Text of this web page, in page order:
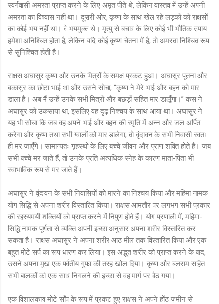
स्वर्गवासी अमरता प्राप्त करने के लिए अमृत पीते थे, लेकिन वास्तव में उन्हें अपनी
अमरता का विश्वास नहीं था। दूसरी ओर, कृष्ण के साथ खेल रहे लड़कों को राक्षसों
का कोई भय नहीं था। वे भयमुक्त थे। मृत्यु से बचाव के लिए कोई भी भौतिक उपाय
हमेशा अनिश्चित होता है, लेकिन यदि कोई कृष्ण चेतना में है, तो अमरता निश्चित रूप
से सुनिश्चित होती है।
राक्षस अघासुर कृष्ण और उनके मित्रों के समक्ष प्रकट हुआ। अघासुर पूतना और
बकासुर का छोटा भाई था और उसने सोचा, “कृष्ण ने मेरे भाई और बहन को मार
डाला है। अब मैं उन्हें उनके सभी मित्रों और बछड़ों सहित मार डालूँगा।” कंस ने
अघासुर को उकसाया था, इसलिए वह दृढ़ निश्चय के साथ आया था। अघासुर ने
यह भी सोचा कि जब वह अपने भाई और बहन की स्मृति में अन्न और जल अर्पित
करेगा और कृष्ण तथा सभी ग्वालों को मार डालेगा, तो वृंदावन के सभी निवासी स्वतः
ही मर जाएँगे। सामान्यतः गृहस्थों के लिए बच्चे जीवन और प्राण शक्ति होते हैं। जब
सभी बच्चे मर जाते हैं, तो उनके प्रति अत्यधिक स्नेह के कारण माता-पिता भी
स्वाभाविक रूप से मर जाते हैं।
अघासुर ने वृंदावन के सभी निवासियों को मारने का निश्चय किया और महिमा नामक
योग सिद्धि से अपना शरीर विस्तारित किया। राक्षस आमतौर पर लगभग सभी प्रकार
की रहस्यमयी शक्तियों को प्राप्त करने में निपुण होते हैं। योग प्रणाली में, महिमा-
सिद्धि नामक पूर्णता से व्यक्ति अपनी इच्छा अनुसार अपना शरीर विस्तारित कर
सकता है। राक्षस अघासुर ने अपना शरीर आठ मील तक विस्तारित किया और एक
बहुत मोटे सर्प का रूप धारण कर लिया। इस अद्भुत शरीर को प्राप्त करने के बाद,
उसने अपना मुख एक पर्वतीय गुफा की तरह खोल दिया। कृष्ण और बलराम सहित
सभी बालकों को एक साथ निगलने की इच्छा से वह मार्ग पर बैठ गया।
एक विशालकाय मोटे साँप के रूप में प्रकट हुए राक्षस ने अपने होंठ ज़मीन से